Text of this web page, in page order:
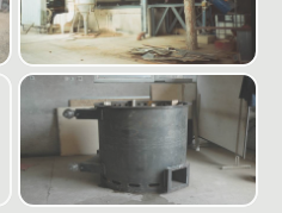
Rotacione sušare za nemetale